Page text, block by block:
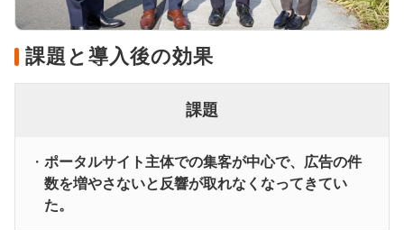
課題と導入後の効果
課題
ポータルサイト主体での集客が中心で、広告の件
数を増やさないと反響が取れなくなってきてい
た。